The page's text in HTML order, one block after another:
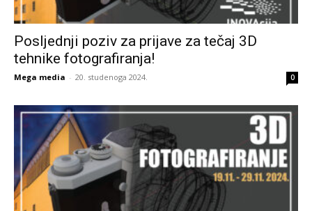
Posljednji poziv za prijave za tečaj 3D
tehnike fotografiranja!
Mega media - 20. studenoga 2024. 0